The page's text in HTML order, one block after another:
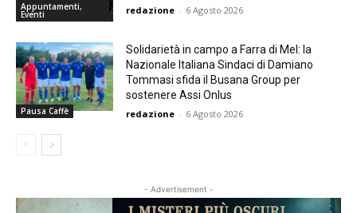
Appuntamenti,
Eventi redazione - 6 Agosto 2026
Pausa Caffè
Solidarietà in campo a Farra di Mel: la
Nazionale Italiana Sindaci di Damiano
Tommasi sfida il Busana Group per
sostenere Assi Onlus
redazione - 6 Agosto 2026
- Advertisement -